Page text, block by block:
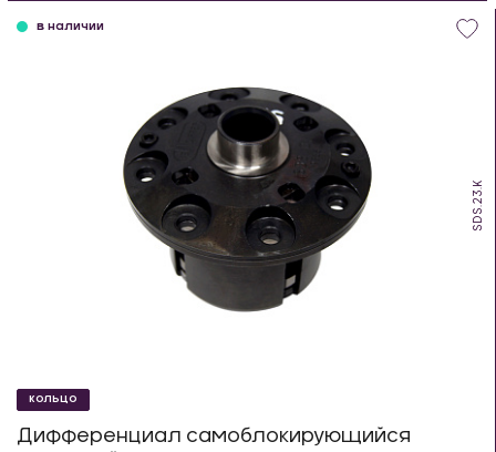
SDS.23.K
в наличии
КОЛЬЦО
Дифференциал самоблокирующийся